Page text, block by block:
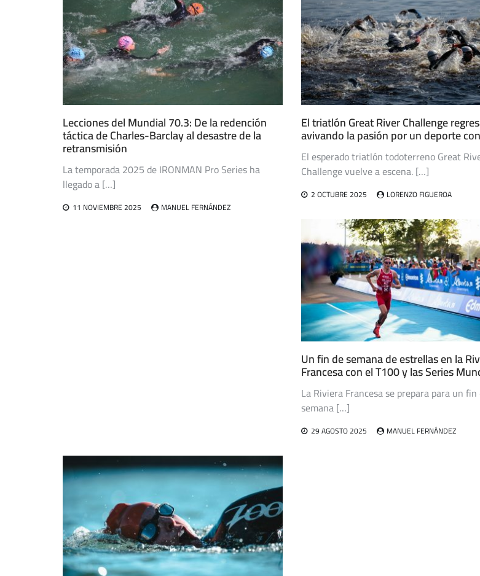
Lecciones del Mundial 70.3: De la redención
táctica de Charles-Barclay al desastre de la
retransmisión
La temporada 2025 de IRONMAN Pro Series ha
llegado a […]
11 NOVIEMBRE 2025 MANUEL FERNÁNDEZ
El triatlón Great River Challenge
avivando la pasión por un deporte
El esperado triatlón todoterreno Great
Challenge vuelve a escena. […]
2 OCTUBRE 2025 LORENZO FIGUEROA
Un fin de semana de estrellas en la
Francesa con el T100 y las Series
La Riviera Francesa se prepara para un fin
semana […]
29 AGOSTO 2025 MANUEL FERNÁNDEZ